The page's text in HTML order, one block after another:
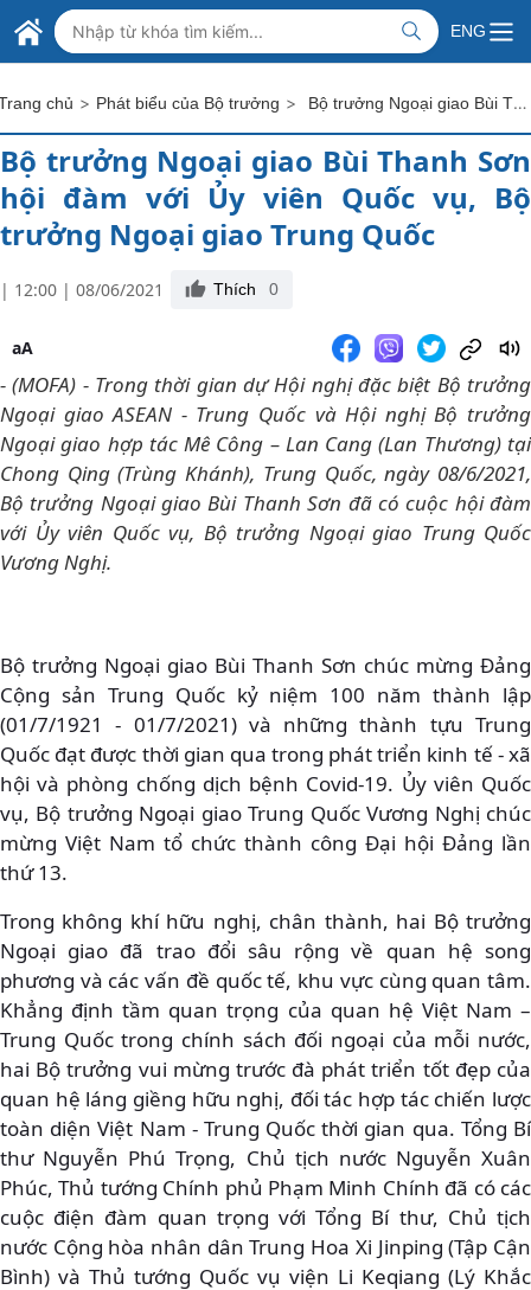
Skip to Main Content
BỘ NGOẠI GIAO VIỆT NAM
MINISTRY OF FOREIGN AFFAIRS
ENG
chủ > Phát biểu của Bộ trưởng > Bộ trưởng Ngoại giao Bùi Thanh Sơn hội đàm với Ủy viên Quốc vụ, Bộ trưởng Ngoại giao Trung Quốc
Bộ trưởng Ngoại giao Bùi Thanh Sơn
hội đàm với Ủy viên Quốc vụ, Bộ
trưởng Ngoại giao Trung Quốc
| 12:00 | 08/06/2021 Thích 0
aA
- (MOFA) - Trong thời gian dự Hội nghị đặc biệt Bộ trưởng
Ngoại giao ASEAN - Trung Quốc và Hội nghị Bộ trưởng
Ngoại giao hợp tác Mê Công – Lan Cang (Lan Thương) tại
Chong Qing (Trùng Khánh), Trung Quốc, ngày 08/6/2021,
Bộ trưởng Ngoại giao Bùi Thanh Sơn đã có cuộc hội đàm
với Ủy viên Quốc vụ, Bộ trưởng Ngoại giao Trung Quốc
Vương Nghị.
Bộ trưởng Ngoại giao Bùi Thanh Sơn chúc mừng Đảng
Cộng sản Trung Quốc kỷ niệm 100 năm thành lập
(01/7/1921 - 01/7/2021) và những thành tựu Trung
Quốc đạt được thời gian qua trong phát triển kinh tế - xã
hội và phòng chống dịch bệnh Covid-19. Ủy viên Quốc
vụ, Bộ trưởng Ngoại giao Trung Quốc Vương Nghị chúc
mừng Việt Nam tổ chức thành công Đại hội Đảng lần
thứ 13.
Trong không khí hữu nghị, chân thành, hai Bộ trưởng
Ngoại giao đã trao đổi sâu rộng về quan hệ song
phương và các vấn đề quốc tế, khu vực cùng quan tâm.
Khẳng định tầm quan trọng của quan hệ Việt Nam –
Trung Quốc trong chính sách đối ngoại của mỗi nước,
hai Bộ trưởng vui mừng trước đà phát triển tốt đẹp của
quan hệ láng giềng hữu nghị, đối tác hợp tác chiến lược
toàn diện Việt Nam - Trung Quốc thời gian qua. Tổng Bí
thư Nguyễn Phú Trọng, Chủ tịch nước Nguyễn Xuân
Phúc, Thủ tướng Chính phủ Phạm Minh Chính đã có các
cuộc điện đàm quan trọng với Tổng Bí thư, Chủ tịch
nước Cộng hòa nhân dân Trung Hoa Xi Jinping (Tập Cận
Bình) và Thủ tướng Quốc vụ viện Li Keqiang (Lý Khắc